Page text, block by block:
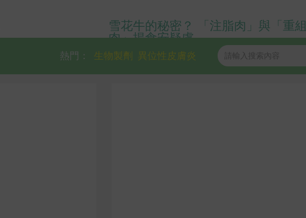
雪花牛的秘密？ 「注脂肉」與「重
肉」揭食安疑慮
異位性皮膚炎
生物製劑
熱門：